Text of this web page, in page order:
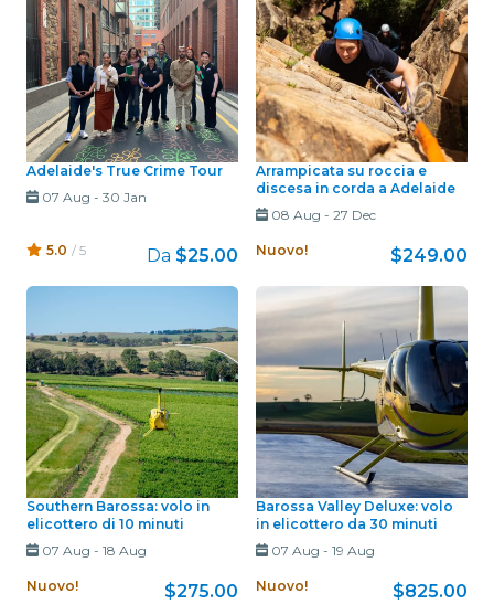
Adelaide's True Crime Tour
07 Aug - 30 Jan
5.0 / 5 Da $25.00
Arrampicata su roccia e
discesa in corda a Adelaide
08 Aug - 27 Dec
Nuovo! $249.00
Southern Barossa: volo in
elicottero di 10 minuti
07 Aug - 18 Aug
Nuovo! $275.00
Barossa Valley Deluxe: volo
in elicottero da 30 minuti
07 Aug - 19 Aug
Nuovo! $825.00